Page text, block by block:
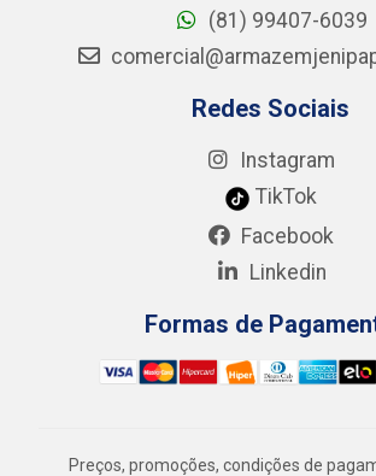
(81) 99407-6039
Redes Sociais
Instagram
TikTok
Facebook
Linkedin
Formas de
Preços, promoções, condições de